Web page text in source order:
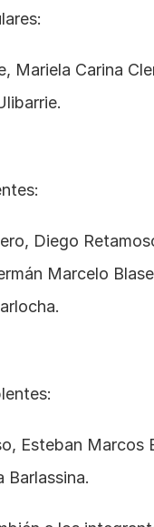
Mariela Carina
Diego
Marcelo
Esteban Marcos
Barlassina.